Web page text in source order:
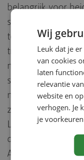
belangrijk voor
standaard. We
tegelijk een
traject bepalen we
medewerker als
situatie en de
met een stevig
zelfvertrouwen en
LinkedIn. We
databronnen,
Arbeidsmarktscan
Wij
Leuk dat je
van cookies
laten
relevantie
website en
verhogen. Je
je